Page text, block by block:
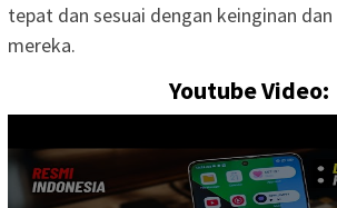
tepat dan sesuai dengan keinginan
mereka.
Youtube Video: